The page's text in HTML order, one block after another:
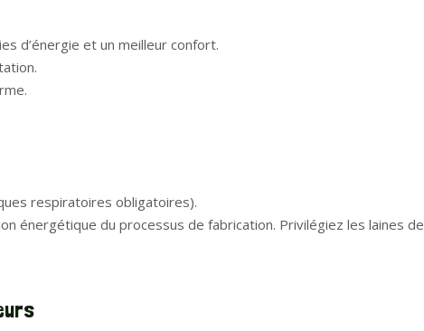
d’énergie et un meilleur confort.
respiratoires obligatoires).
énergétique du processus de fabrication. Privilégiez les laines